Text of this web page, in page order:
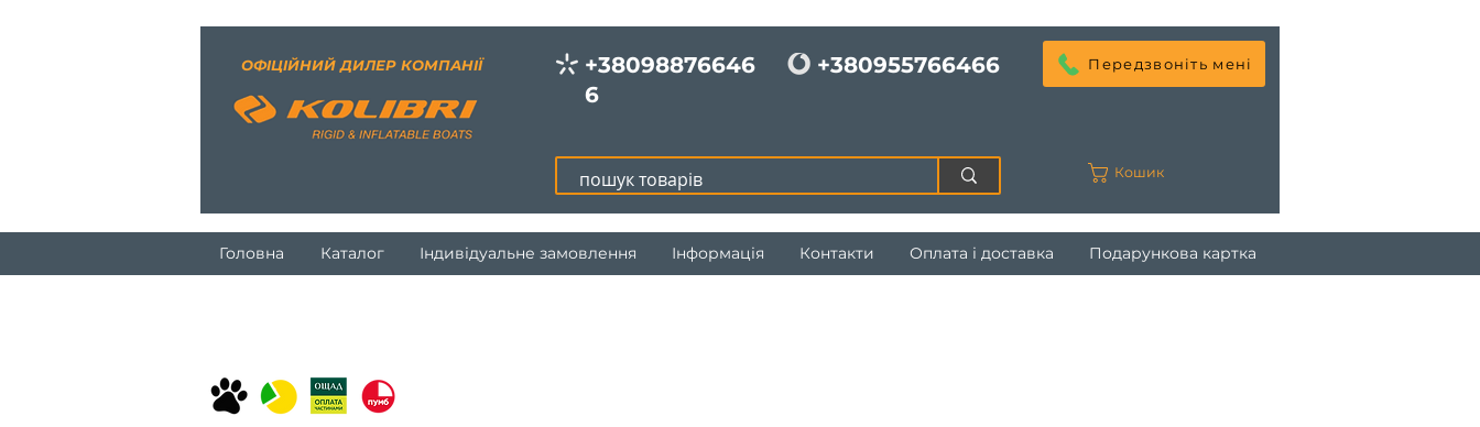
+38098876646
6
+380955766466 Передзвоніть мені
Кошик
ОФІЦІЙНИЙ ДИЛЕР КОМПАНІЇ
Головна Каталог Індивідуальне замовлення Інформація Контакти Оплата і доставка Подарункова картка